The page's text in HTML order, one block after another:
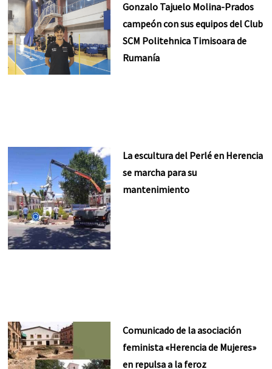
Gonzalo Tajuelo Molina-Prados
campeón con sus equipos del Club
SCM Politehnica Timisoara de
Rumanía
La escultura del Perlé en Herencia
se marcha para su
mantenimiento
Comunicado de la asociación
feminista «Herencia de Mujeres»
en repulsa a la feroz